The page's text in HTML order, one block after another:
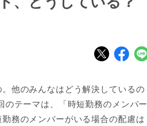
他のみんなはどう解決しているの
テーマは、「時短勤務のメンバー
務のメンバーがいる場合の配慮は